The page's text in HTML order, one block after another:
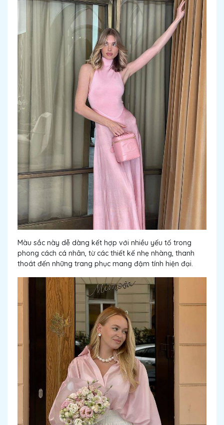
Màu sắc này dễ dàng kết hợp với nhiều yếu tố trong
phong cách cá nhân, từ các thiết kế nhẹ nhàng, thanh
thoát đến những trang phục mang đậm tính hiện đại.